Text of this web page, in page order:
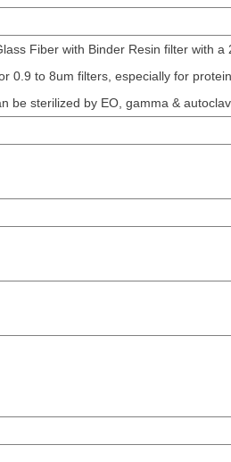
Fiber with Binder Resin filter with a
0.9 to 8um filters, especially for
be sterilized by EO, gamma &